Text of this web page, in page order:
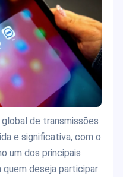
de transmissões
e significativa, com o
um dos principais
deseja participar